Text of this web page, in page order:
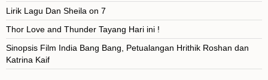
Lirik Lagu Dan Sheila on 7
Thor Love and Thunder Tayang Hari ini !
Sinopsis Film India Bang Bang, Petualangan Hrithik Roshan dan
Katrina Kaif